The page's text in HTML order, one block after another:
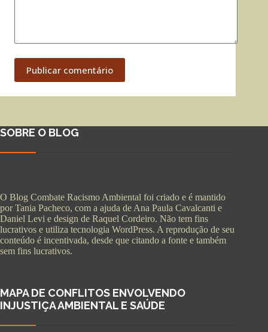
Publicar comentário
SOBRE O BLOG
O Blog Combate Racismo Ambiental foi criado e é mantido
por Tania Pacheco, com a ajuda de Ana Paula Cavalcanti e
Daniel Levi e design de Raquel Cordeiro. Não tem fins
lucrativos e utiliza tecnologia WordPress. A reprodução de seu
conteúdo é incentivada, desde que citando a fonte e também
sem fins lucrativos.
MAPA DE CONFLITOS ENVOLVENDO
INJUSTIÇA AMBIENTAL E SAÚDE